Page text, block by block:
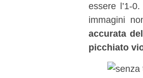
essere l’1-
immagini
accurata
picchiato